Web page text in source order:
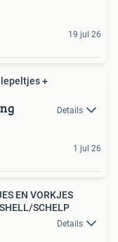
19 jul 26
+
Details
1 jul 26
SCHELP
Details